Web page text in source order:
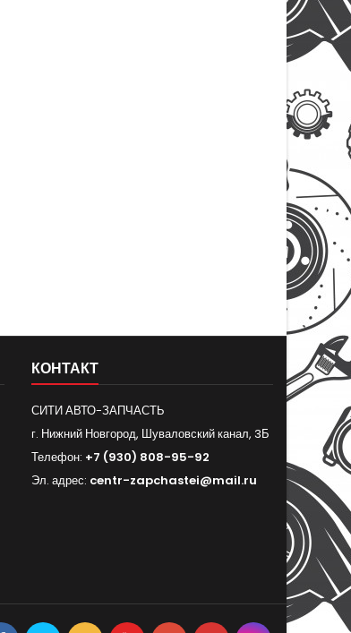
КОНТАКТ
СИТИ АВТО-ЗАПЧАСТЬ
г. Нижний Новгород, Шуваловский канал, 3Б
Телефон: +7 (930) 808-95-92
Эл. адрес: centr-zapchastei@mail.ru